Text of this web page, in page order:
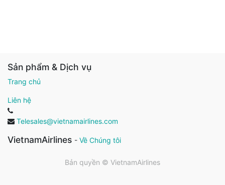
Sản phẩm & Dịch vụ
Trang chủ
Liên hệ
Telesales@vietnamairlines.com
VietnamAirlines - Về Chúng tôi
Bản quyền © VietnamAirlines